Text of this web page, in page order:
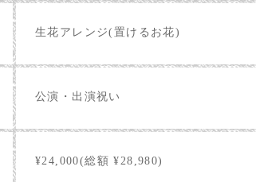
生花アレンジ(置けるお花)
公演・出演祝い
¥24,000(総額 ¥28,980)